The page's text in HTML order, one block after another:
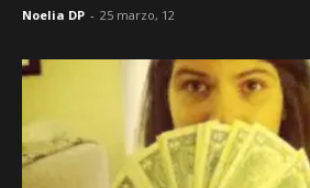
Noelia DP - 25 marzo, 12